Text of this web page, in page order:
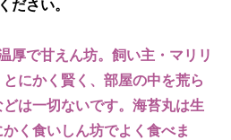
さい。
厚で甘えん坊。飼い主・マリリ
にかく賢く、部屋の中を荒ら
は一切ないです。海苔丸は生
く食いしん坊でよく食べま